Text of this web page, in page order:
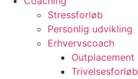
Stressforløb
Personlig udvikling
Erhvervscoach
Outplacement
Trivelsesforløb